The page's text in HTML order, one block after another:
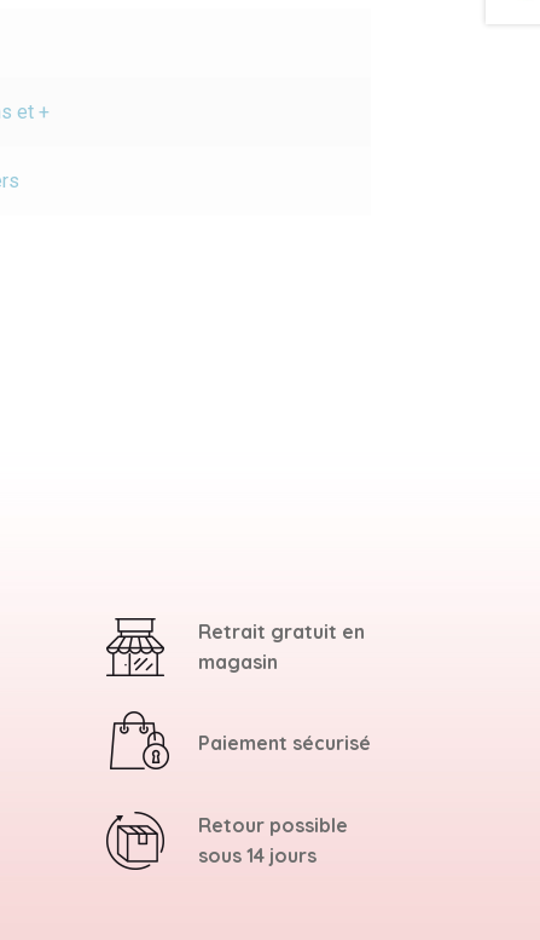
et +
Retrait gratuit en
magasin
Paiement sécurisé
Retour possible
sous 14 jours